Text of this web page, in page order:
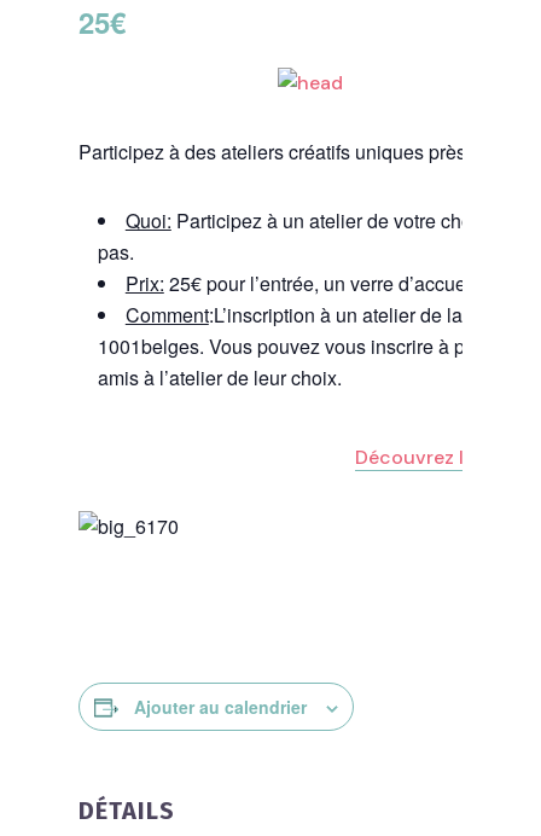
25€
Participez à des ateliers créatifs uniques près de
Quoi: Participez à un atelier de votre choix. Les
pas.
Prix: 25€ pour l’entrée, un verre d’accueil, un
Comment:L’inscription à un atelier de la liste =
1001belges. Vous pouvez vous inscrire à
amis à l’atelier de leur choix.
Découvrez les
Ajouter au calendrier
DÉTAILS